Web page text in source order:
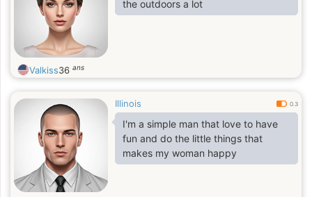
the outdoors a lot
Valkiss36 ans
Illinois 0.3
I'm a simple man that love to have
fun and do the little things that
makes my woman happy